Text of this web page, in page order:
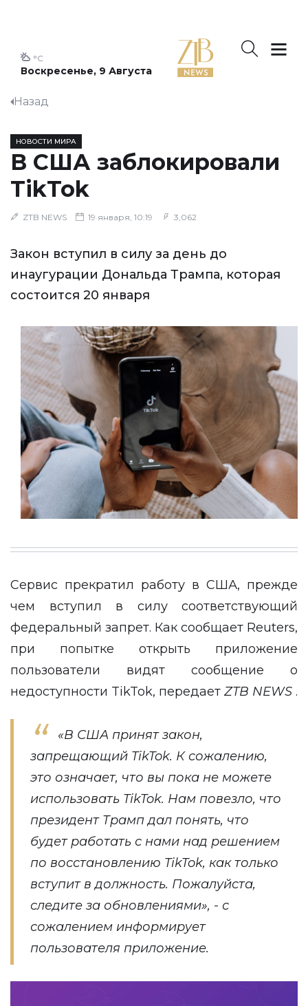
Воскресенье, 9 Августа
°C
Назад
НОВОСТИ МИРА
В США заблокировали
TikTok
ZTB NEWS 19 января, 10:19 3,062
Закон вступил в силу за день до
инаугурации Дональда Трампа, которая
состоится 20 января
Сервис прекратил работу в США, прежде
чем вступил в силу соответствующий
федеральный запрет. Как сообщает Reuters,
при попытке открыть приложение
пользователи видят сообщение о
недоступности TikTok, передает ZTB NEWS .
«В США принят закон,
запрещающий TikTok. К сожалению,
это означает, что вы пока не можете
использовать TikTok. Нам повезло, что
президент Трамп дал понять, что
будет работать с нами над решением
по восстановлению TikTok, как только
вступит в должность. Пожалуйста,
следите за обновлениями», - с
сожалением информирует
пользователя приложение.